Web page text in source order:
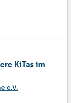
KiTas im
e.V.